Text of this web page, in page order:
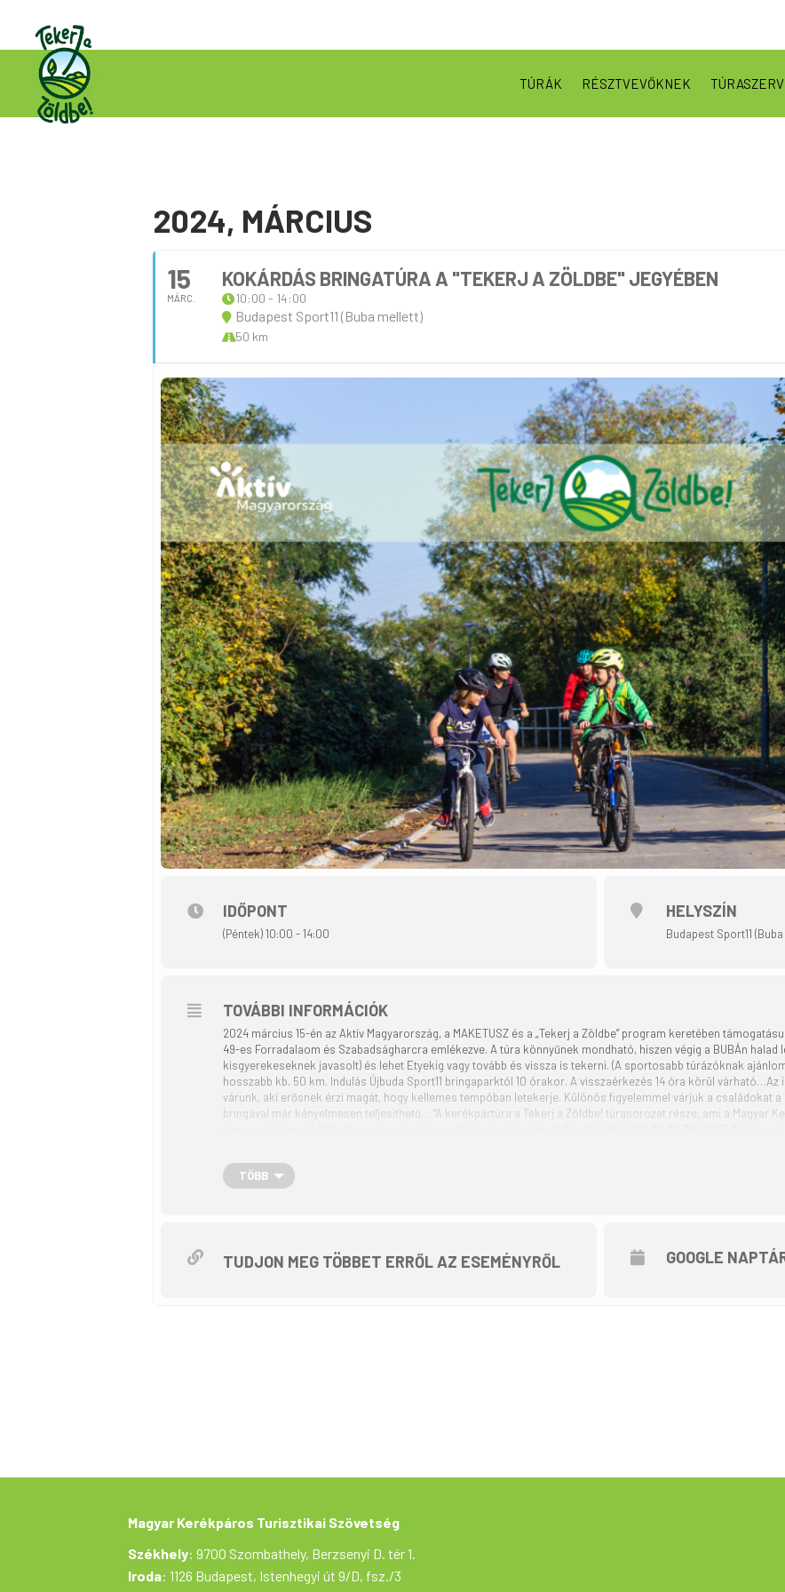
TÚRÁK RÉSZTVEVŐKNEK
2024, MÁRCIUS
15
MÁRC.
KOKÁRDÁS BRINGATÚRA A "TEKERJ A ZÖLDBE" JEGYÉBEN
10:00 - 14:00
Budapest Sport11 (Buba mellett)
50 km
IDŐPONT
(Péntek) 10:00 - 14:00
HELYSZÍN
Budapest Sport11
TOVÁBBI INFORMÁCIÓK
2024 március 15-én az Aktív Magyarország, a MAKETUSZ és a „Tekerj a Zöldbe” program keretében
49-es Forradalaom és Szabadságharcra emlékezve. A túra könnyűnek mondható, hiszen végig a BUBÁn
kisgyerekeseknek javasolt) és lehet Etyekig vagy tovább és vissza is tekerni. (A sportosabb túrázóknak
hosszabb kb. 50 km. Indulás Újbuda Sport11 bringaparktól 10 órakor. A visszaérkezés 14 óra körül
várunk, aki erősnek érzi magát, hogy kellemes tempóban letekerje. Különös figyelemmel várjuk a családokat
bringával már kényelmesen teljesíthető… “A kerékpártúra a Tekerj a Zöldbe! túrasorozat része, ami a Magyar
TÖBB
TUDJON MEG TÖBBET ERRŐL AZ ESEMÉNYRŐL GOOGLE
Magyar Kerékpáros Turisztikai Szövetség
Székhely: 9700 Szombathely, Berzsenyi D. tér 1.
Iroda: 1126 Budapest, Istenhegyi út 9/D, fsz./3